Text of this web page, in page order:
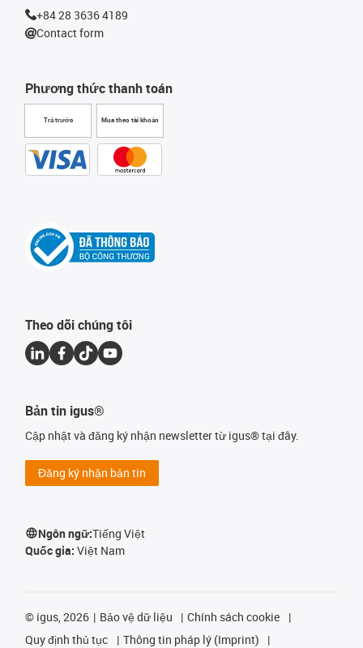
Phương thức thanh toán
Trả trước Mua theo tài khoản
+84 28 3636 4189
Contact form
Theo dõi chúng tôi
Bản tin igus®
Cập nhật và đăng ký nhận newsletter từ igus® tại đây.
Đăng ký nhận bản tin
Ngôn ngữ:Tiếng Việt
Quốc gia: Việt Nam
© igus, 2026 Bảo vệ dữ liệu
Chính sách cookie
Quy định thủ tục
Thông tin pháp lý (Imprint)